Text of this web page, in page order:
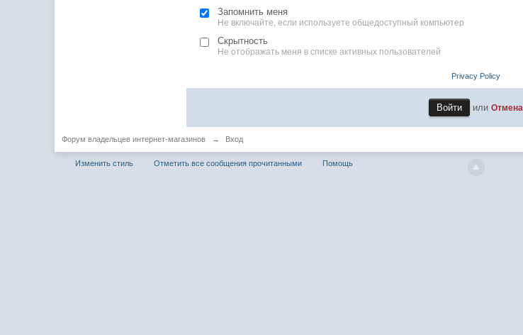
Запомнить меня
Не включайте, если используете общедоступный компьютер
Скрытность
Не отображать меня в списке активных пользователей
Privacy Policy
илиОтмена
Форум владельцев интернет-магазинов → Вход
Изменить стиль Отметить все сообщения прочитанными Помощь